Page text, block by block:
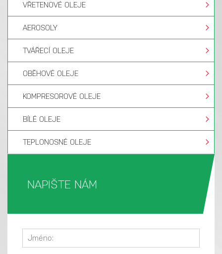
VŘETENOVÉ OLEJE
AEROSOLY
TVÁŘECÍ OLEJE
OBĚHOVÉ OLEJE
KOMPRESOROVÉ OLEJE
BÍLÉ OLEJE
TEPLONOSNÉ OLEJE
NAPIŠTE NÁM